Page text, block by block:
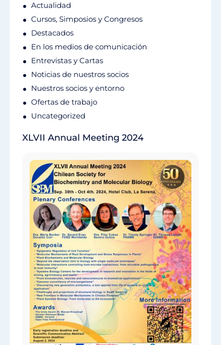
Actualidad
Cursos, Simposios y Congresos
Destacados
En los medios de comunicación
Entrevistas y Cartas
Noticias de nuestros socios
Nuestros socios y entorno
Ofertas de trabajo
Uncategorized
XLVII Annual Meeting 2024